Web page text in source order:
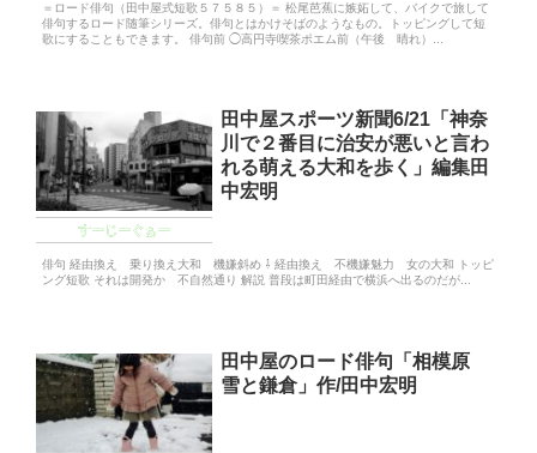
＝ロード俳句（田中屋式短歌５７５８５）＝ 松尾芭蕉に嫉妬して、バイクで旅して
俳句するロード随筆シリーズ。俳句とはかけそばのようなもの。トッピングして短
歌にすることもできます。 俳句前 ◯高円寺喫茶ポエム前（午後 晴れ）...
すーじーぐぁー
田中屋スポーツ新聞6/21「神奈
川で２番目に治安が悪いと言わ
れる萌える大和を歩く」編集田
中宏明
俳句 経由換え 乗り換え大和 機嫌斜め ⇩ 経由換え 不機嫌魅力 女の大和 トッピ
ング短歌 それは開発か 不自然通り 解説 普段は町田経由で横浜へ出るのだが...
田中屋のロード俳句「相模原
雪と鎌倉」作/田中宏明